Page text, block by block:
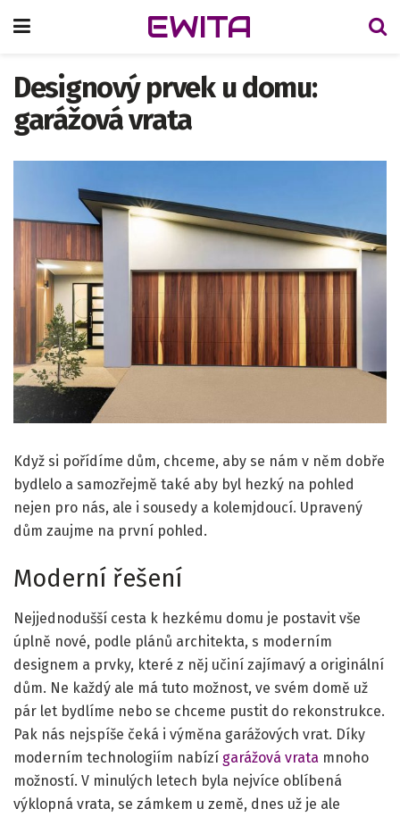
EWITA
Designový prvek u domu:
garážová vrata
Když si pořídíme dům, chceme, aby se nám v něm dobře
bydlelo a samozřejmě také aby byl hezký na pohled
nejen pro nás, ale i sousedy a kolemjdoucí. Upravený
dům zaujme na první pohled.
Moderní řešení
Nejjednodušší cesta k hezkému domu je postavit vše
úplně nové, podle plánů architekta, s moderním
designem a prvky, které z něj učiní zajímavý a originální
dům. Ne každý ale má tuto možnost, ve svém domě už
pár let bydlíme nebo se chceme pustit do rekonstrukce.
Pak nás nejspíše čeká i výměna garážových vrat. Díky
moderním technologiím nabízí garážová vrata mnoho
možností. V minulých letech byla nejvíce oblíbená
výklopná vrata, se zámkem u země, dnes už je ale